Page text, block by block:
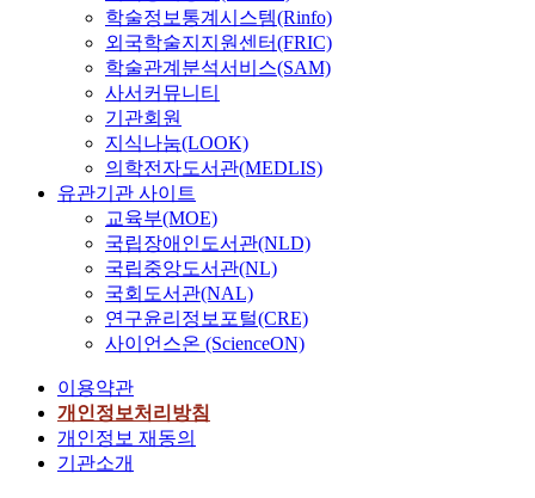
학술정보통계시스템(Rinfo)
외국학술지지원센터(FRIC)
학술관계분석서비스(SAM)
사서커뮤니티
기관회원
지식나눔(LOOK)
의학전자도서관(MEDLIS)
유관기관 사이트
교육부(MOE)
국립장애인도서관(NLD)
국립중앙도서관(NL)
국회도서관(NAL)
연구윤리정보포털(CRE)
사이언스온 (ScienceON)
이용약관
개인정보처리방침
개인정보 재동의
기관소개